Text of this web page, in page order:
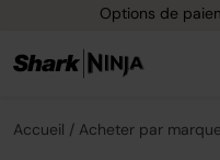
Options de
Accueil Acheter par marque